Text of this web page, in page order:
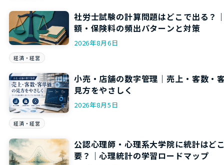
社労士試験の計算問題はどこで出る？
額・保険料の頻出パターンと対策
2026年8月6日
経済・経営
小売・店舗の数字管理｜売上・客数・
見方をやさしく
2026年8月5日
経済・経営
公認心理師・心理系大学院に統計はど
要？｜心理統計の学習ロードマップ